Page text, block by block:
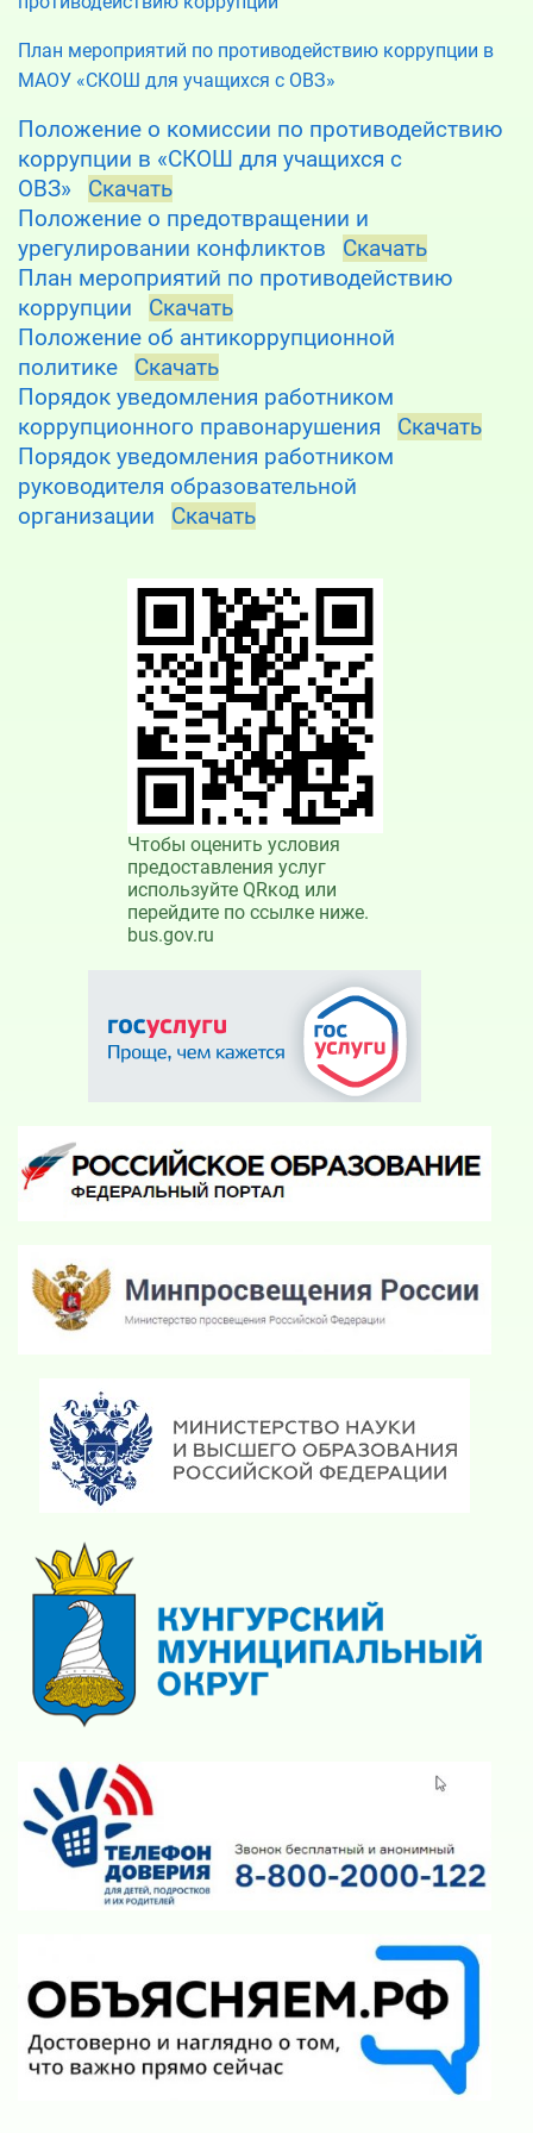
План мероприятий по противодействию коррупции в
МАОУ «СКОШ для учащихся с ОВЗ»
Положение о комиссии по противодействию
коррупции в «СКОШ для учащихся с
ОВЗ»
Скачать
Положение о предотвращении и
урегулировании конфликтов
Скачать
План мероприятий по противодействию
коррупции
Скачать
Положение об антикоррупционной
политике
Скачать
Порядок уведомления работником
коррупционного правонарушения
Скачать
Порядок уведомления работником
руководителя образовательной
организации
Скачать
Чтобы оценить условия
предоставления услуг
используйте QRкод или
перейдите по ссылке ниже.
bus.gov.ru